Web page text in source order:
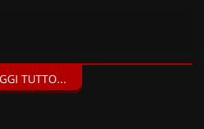
da 12 V) (20 EUR),
TUTTO...